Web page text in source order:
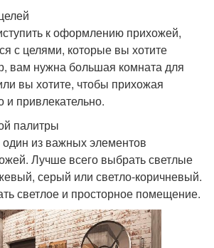
к оформлению прихожей,
с целями, которые вы хотите
вам нужна большая комната для
вы хотите, чтобы прихожая
и привлекательно.
палитры
из важных элементов
Лучше всего выбрать светлые
серый или светло-коричневый.
светлое и просторное помещение.